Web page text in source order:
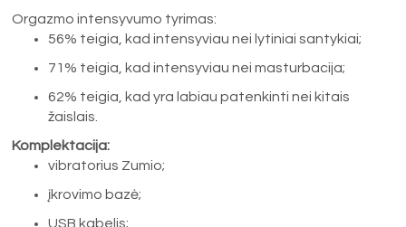
Orgazmo intensyvumo tyrimas:
56% teigia, kad intensyviau nei lytiniai santykiai;
71% teigia, kad intensyviau nei masturbacija;
62% teigia, kad yra labiau patenkinti nei kitais
žaislais.
Komplektacija:
vibratorius Zumio;
įkrovimo bazė;
USB kabelis;